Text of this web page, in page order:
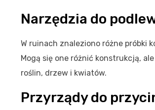
Narzędzia do
W ruinach znaleziono różne próbki
Mogą się one różnić konstrukcją,
roślin, drzew i kwiatów.
Przyrządy do